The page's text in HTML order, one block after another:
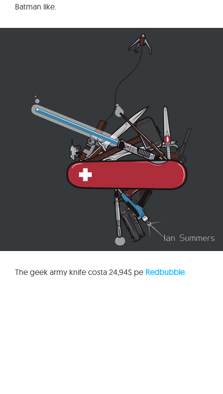
Batman like.
The geek army knife costa 24,94$ pe Redbubble.